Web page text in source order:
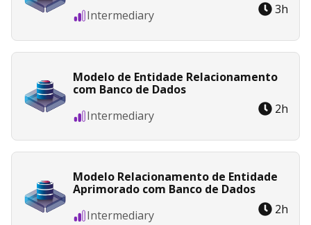
Intermediary
3h
Modelo de Entidade Relacionamento
com Banco de Dados
Intermediary
2h
Modelo Relacionamento de Entidade
Aprimorado com Banco de Dados
Intermediary
2h